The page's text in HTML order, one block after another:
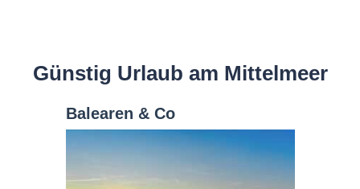
Günstig Urlaub am Mittelmeer
Balearen & Co